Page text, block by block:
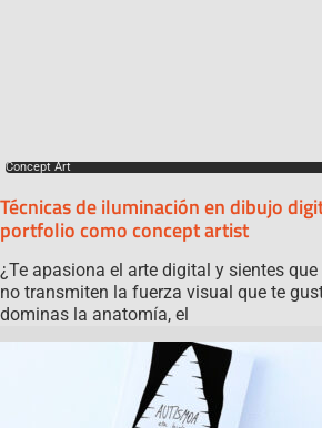
Concept Art
Técnicas de iluminación en dibujo
portfolio como concept artist
¿Te apasiona el arte digital y sientes
no transmiten la fuerza visual que te
dominas la anatomía, el